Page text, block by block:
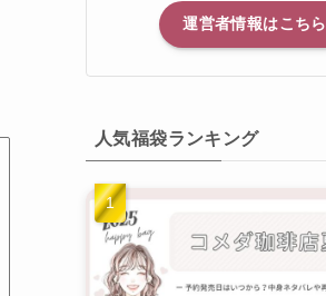
運営者情報はこちら
人気福袋ランキング